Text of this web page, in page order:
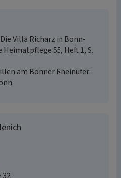
Die Villa Richarz in Bonn-
Heimatpflege 55, Heft 1, S.
am Bonner Rheinufer:
32